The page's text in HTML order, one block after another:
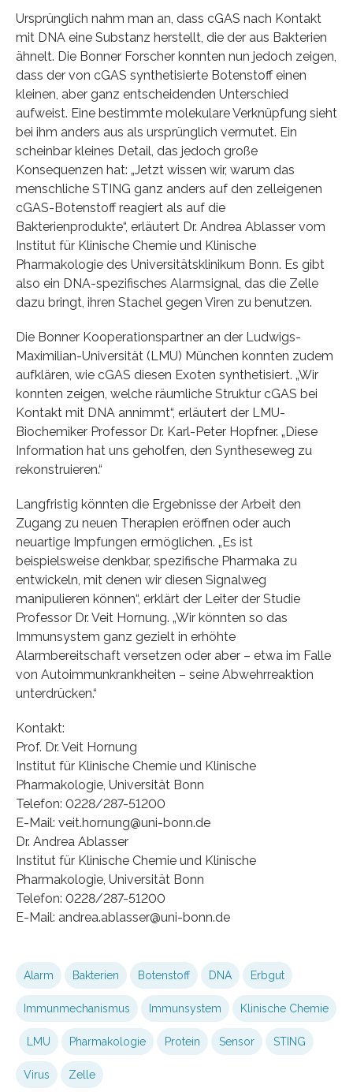
Ursprünglich nahm man an, dass cGAS nach Kontakt
mit DNA eine Substanz herstellt, die der aus Bakterien
ähnelt. Die Bonner Forscher konnten nun jedoch zeigen,
dass der von cGAS synthetisierte Botenstoff einen
kleinen, aber ganz entscheidenden Unterschied
aufweist. Eine bestimmte molekulare Verknüpfung sieht
bei ihm anders aus als ursprünglich vermutet. Ein
scheinbar kleines Detail, das jedoch große
Konsequenzen hat: „Jetzt wissen wir, warum das
menschliche STING ganz anders auf den zelleigenen
cGAS-Botenstoff reagiert als auf die
Bakterienprodukte“, erläutert Dr. Andrea Ablasser vom
Institut für Klinische Chemie und Klinische
Pharmakologie des Universitätsklinikum Bonn. Es gibt
also ein DNA-spezifisches Alarmsignal, das die Zelle
dazu bringt, ihren Stachel gegen Viren zu benutzen.
Die Bonner Kooperationspartner an der Ludwigs-
Maximilian-Universität (LMU) München konnten zudem
aufklären, wie cGAS diesen Exoten synthetisiert. „Wir
konnten zeigen, welche räumliche Struktur cGAS bei
Kontakt mit DNA annimmt“, erläutert der LMU-
Biochemiker Professor Dr. Karl-Peter Hopfner. „Diese
Information hat uns geholfen, den Syntheseweg zu
rekonstruieren.“
Langfristig könnten die Ergebnisse der Arbeit den
Zugang zu neuen Therapien eröffnen oder auch
neuartige Impfungen ermöglichen. „Es ist
beispielsweise denkbar, spezifische Pharmaka zu
entwickeln, mit denen wir diesen Signalweg
manipulieren können“, erklärt der Leiter der Studie
Professor Dr. Veit Hornung. „Wir könnten so das
Immunsystem ganz gezielt in erhöhte
Alarmbereitschaft versetzen oder aber – etwa im Falle
von Autoimmunkrankheiten – seine Abwehrreaktion
unterdrücken.“
Kontakt:
Prof. Dr. Veit Hornung
Institut für Klinische Chemie und Klinische
Pharmakologie, Universität Bonn
Telefon: 0228/287-51200
E-Mail: veit.hornung@uni-bonn.de
Dr. Andrea Ablasser
Institut für Klinische Chemie und Klinische
Pharmakologie, Universität Bonn
Telefon: 0228/287-51200
E-Mail: andrea.ablasser@uni-bonn.de
Alarm Bakterien Botenstoff DNA Erbgut
Immunmechanismus Immunsystem Klinische Chemie
LMU Pharmakologie Protein Sensor STING
Virus Zelle